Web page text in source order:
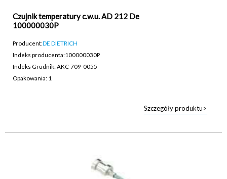
Czujnik temperatury c.w.u. AD 212 De
100000030P
Producent:DE DIETRICH
Indeks producenta:100000030P
Indeks Grudnik: AKC-709-0055
Opakowania: 1
Szczegóły produktu>